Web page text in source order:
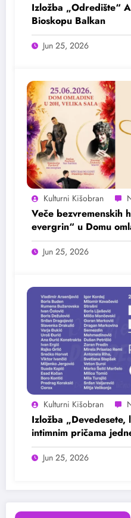
Izložba „Odredište“
Bioskopu Balkan
Jun 25, 2026
Kulturni Kišobran
Veče bezvremenskih
evergrin“ u Domu
25. juna
Jun 25, 2026
Kulturni Kišobran
Izložba
intimnim pričama
Jun 25, 2026